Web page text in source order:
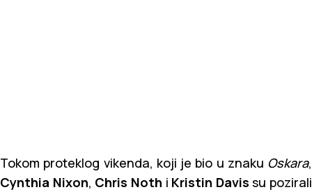
Tokom proteklog vikenda, koji je bio u znaku Oskara,
Cynthia Nixon, Chris Noth i Kristin Davis su pozirali